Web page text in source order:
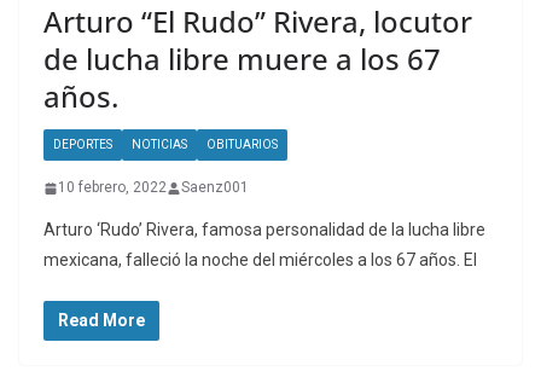
Arturo “El Rudo” Rivera, locutor
de lucha libre muere a los 67
años.
DEPORTES NOTICIAS OBITUARIOS
10 febrero, 2022 Saenz001
Arturo ‘Rudo’ Rivera, famosa personalidad de la lucha libre
mexicana, falleció la noche del miércoles a los 67 años. El
Read More